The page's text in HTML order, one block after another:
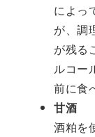
によっ
が、調
が残る
ルコー
前に食
甘酒
酒粕を